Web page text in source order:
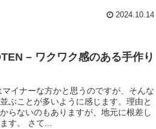
2024.10.14
– ワクワク感のある手作り
イナーな方かと思うのですが、そんな
ぶことが多いように感じます。理由と
らないのもありますが、地元に根差し
す。 さて...